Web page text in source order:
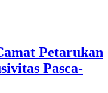
Petarukan
Pasca-